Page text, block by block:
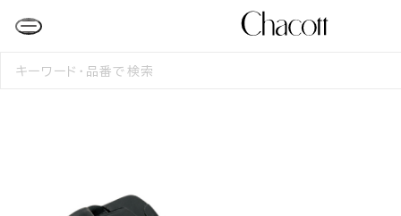
検